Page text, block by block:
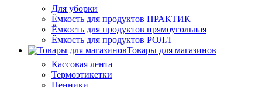
Для уборки
Ёмкость для продуктов ПРАКТИК
Ёмкость для продуктов прямоугольная
Ёмкость для продуктов РОЛЛ
Товары для магазинов
Кассовая лента
Термоэтикетки
Ценники